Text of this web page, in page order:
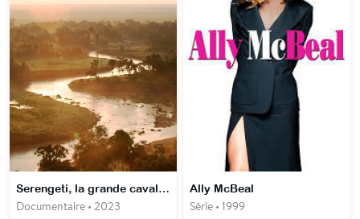
Serengeti, la grande cavalcade des animaux
Documentaire • 2023
Ally McBeal
Série • 1999